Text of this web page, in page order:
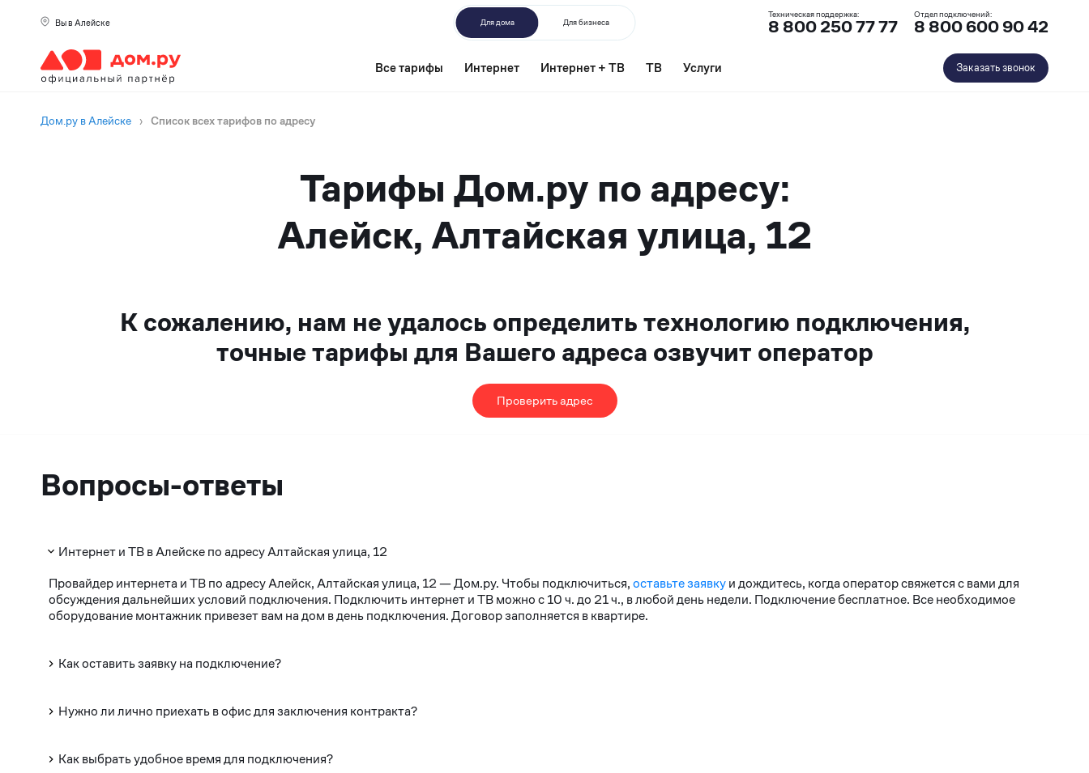
Вы в Алейске Для дома Для бизнеса
Техническая поддержка:
8 800 250 77 77
Отдел подключений:
8 800 600 90 42
Все тарифы Интернет Интернет + ТВ ТВ Услуги Заказать звонок
Дом.ру в Алейске › Список всех тарифов по адресу
Тарифы Дом.ру по адресу:
Алейск, Алтайская улица, 12
К сожалению, нам не удалось определить технологию подключения,
точные тарифы для Вашего адреса озвучит оператор
Проверить адрес
Вопросы-ответы
Интернет и ТВ в Алейске по адресу Алтайская улица, 12
Провайдер интернета и ТВ по адресу Алейск, Алтайская улица, 12 — Дом.ру. Чтобы подключиться,оставьте заявкуи дождитесь, когда оператор свяжется с вами для
обсуждения дальнейших условий подключения. Подключить интернет и ТВ можно с 10 ч. до 21 ч., в любой день недели. Подключение бесплатное. Все необходимое
оборудование монтажник привезет вам на дом в день подключения. Договор заполняется в квартире.
Как оставить заявку на подключение?
Нужно ли лично приехать в офис для заключения контракта?
Как выбрать удобное время для подключения?